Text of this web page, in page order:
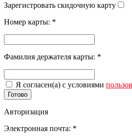
Зарегистровать скидочную карту
Номер карты: *
Фамилия держателя карты: *
Я согласен(а) с условиями
Готово
Авторизация
Электронная почта: *